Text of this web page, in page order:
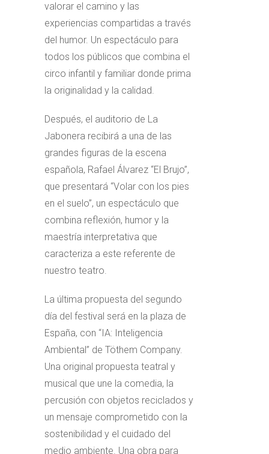
valorar el camino y las
experiencias compartidas a través
del humor. Un espectáculo para
todos los públicos que combina el
circo infantil y familiar donde prima
la originalidad y la calidad.
Después, el auditorio de La
Jabonera recibirá a una de las
grandes figuras de la escena
española, Rafael Álvarez “El Brujo”,
que presentará “Volar con los pies
en el suelo”, un espectáculo que
combina reflexión, humor y la
maestría interpretativa que
caracteriza a este referente de
nuestro teatro.
La última propuesta del segundo
día del festival será en la plaza de
España, con “IA: Inteligencia
Ambiental” de Töthem Company.
Una original propuesta teatral y
musical que une la comedia, la
percusión con objetos reciclados y
un mensaje comprometido con la
sostenibilidad y el cuidado del
medio ambiente. Una obra para